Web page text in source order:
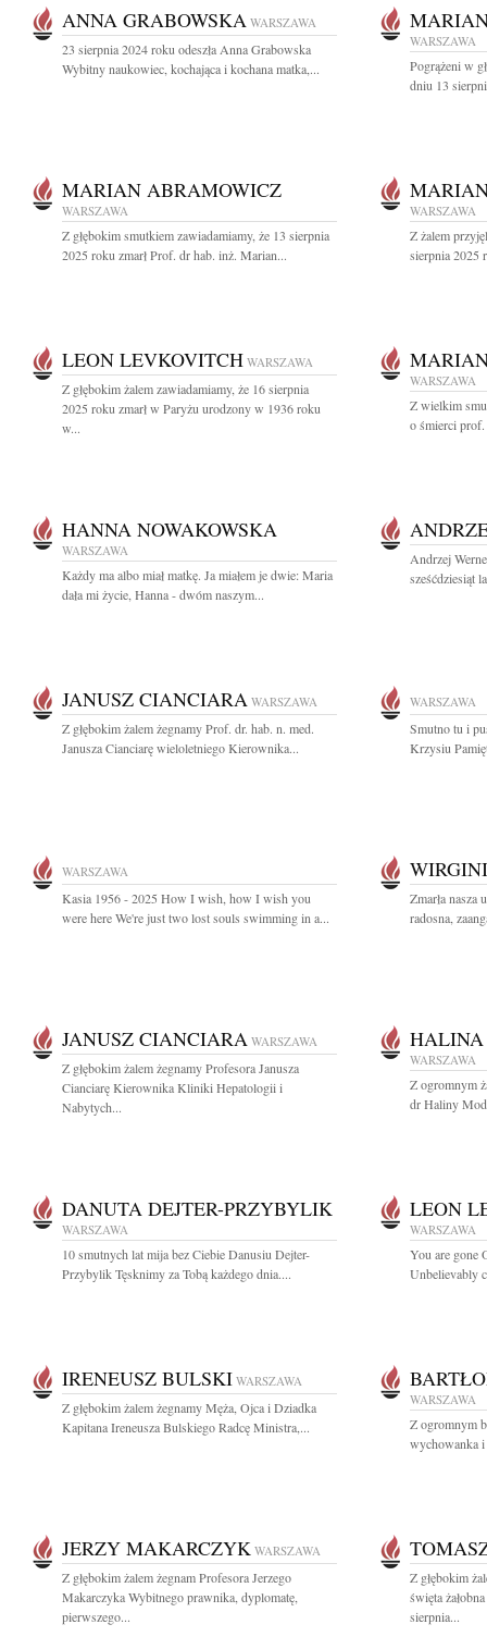
ANNA GRABOWSKA WARSZAWA
23 sierpnia 2024 roku odeszła Anna Grabowska
Wybitny naukowiec, kochająca i kochana matka,...
WARSZAWA
Pogrążeni w
dniu 13
MARIAN ABRAMOWICZ
WARSZAWA
Z głębokim smutkiem zawiadamiamy, że 13 sierpnia
2025 roku zmarł Prof. dr hab. inż. Marian...
WARSZAWA
Z żalem
sierpnia 2025
LEON LEVKOVITCH WARSZAWA
Z głębokim żalem zawiadamiamy, że 16 sierpnia
2025 roku zmarł w Paryżu urodzony w 1936 roku
w...
WARSZAWA
Z wielkim
o śmierci
HANNA NOWAKOWSKA
WARSZAWA
Każdy ma albo miał matkę. Ja miałem je dwie: Maria
dała mi życie, Hanna - dwóm naszym...
Andrzej
sześćdziesiąt
JANUSZ CIANCIARA WARSZAWA
Z głębokim żalem żegnamy Prof. dr. hab. n. med.
Janusza Cianciarę wieloletniego Kierownika...
WARSZAWA
Smutno tu i
Krzysiu
WARSZAWA
Kasia 1956 - 2025 How I wish, how I wish you
were here We're just two lost souls swimming in a...
Zmarła nasza
radosna,
JANUSZ CIANCIARA WARSZAWA
Z głębokim żalem żegnamy Profesora Janusza
Cianciarę Kierownika Kliniki Hepatologii i
Nabytych...
HALINA
WARSZAWA
Z ogromnym
dr Haliny
DANUTA DEJTER-PRZYBYLIK
WARSZAWA
10 smutnych lat mija bez Ciebie Danusiu Dejter-
Przybylik Tęsknimy za Tobą każdego dnia....
LEON
WARSZAWA
You are gone
Unbelievably
IRENEUSZ BULSKI WARSZAWA
Z głębokim żalem żegnamy Męża, Ojca i Dziadka
Kapitana Ireneusza Bulskiego Radcę Ministra,...
WARSZAWA
Z ogromnym
wychowanka
JERZY MAKARCZYK WARSZAWA
Z głębokim żalem żegnam Profesora Jerzego
Makarczyka Wybitnego prawnika, dyplomatę,
pierwszego...
Z głębokim
święta
sierpnia...